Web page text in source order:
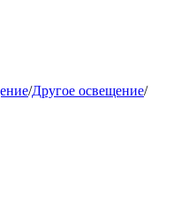
/Другое освещение/